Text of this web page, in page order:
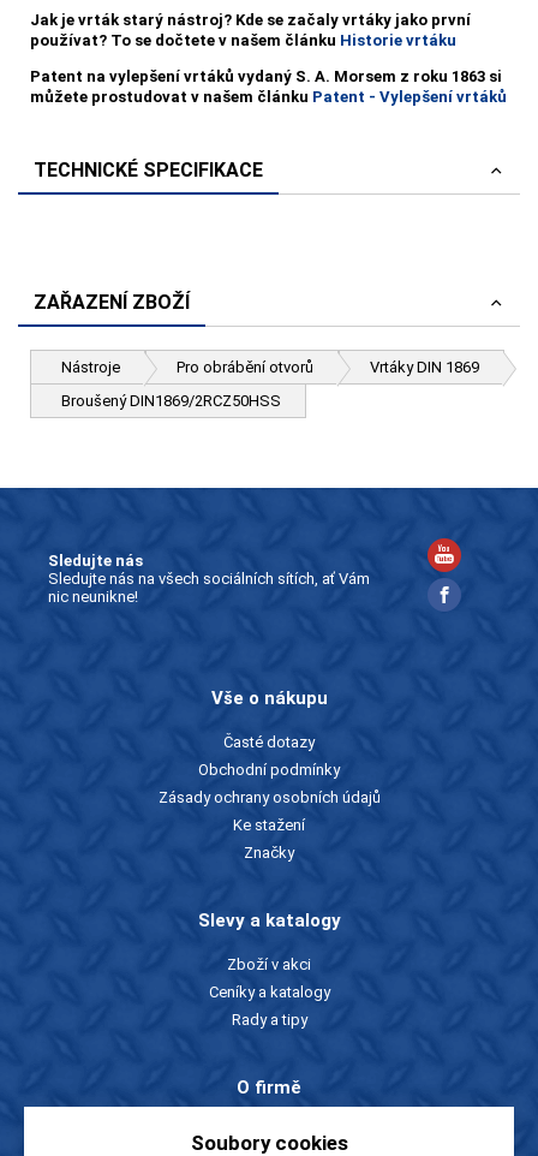
Jak je vrták starý nástroj? Kde se začaly vrtáky jako první
používat? To se dočtete v našem článku Historie vrtáku
Patent na vylepšení vrtáků vydaný S. A. Morsem z roku 1863 si
můžete prostudovat v našem článku Patent - Vylepšení vrtáků
TECHNICKÉ SPECIFIKACE
ZAŘAZENÍ ZBOŽÍ
Nástroje Pro obrábění otvorů
Vrtáky DIN 1869
Broušený DIN1869/2RCZ50HSS
Sledujte nás
Sledujte nás na všech sociálních sítích, ať Vám
nic neunikne!
Vše o nákupu
Časté dotazy
Obchodní podmínky
Zásady ochrany osobních údajů
Ke stažení
Značky
Slevy a katalogy
Zboží v akci
Ceníky a katalogy
Rady a tipy
O firmě
Soubory cookies